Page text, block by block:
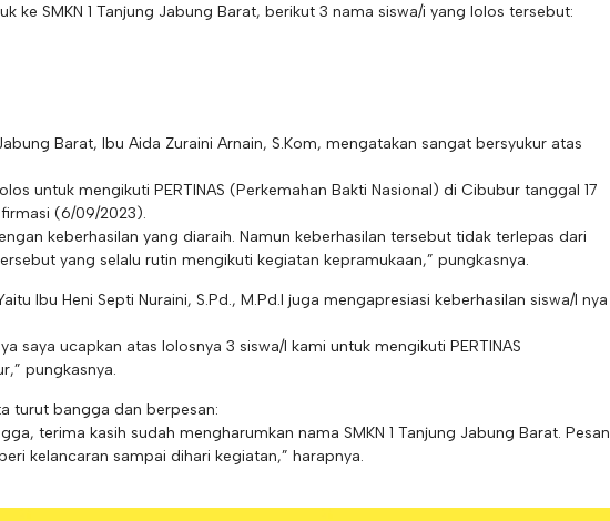
ke SMKN 1 Tanjung Jabung Barat, berikut 3 nama siswa/i yang lolos tersebut:
Barat, Ibu Aida Zuraini Arnain, S.Kom, mengatakan sangat bersyukur atas
untuk mengikuti PERTINAS (Perkemahan Bakti Nasional) di Cibubur tanggal 17
(6/09/2023).
keberhasilan yang diaraih. Namun keberhasilan tersebut tidak terlepas dari
yang selalu rutin mengikuti kegiatan kepramukaan,” pungkasnya.
Ibu Heni Septi Nuraini, S.Pd., M.Pd.I juga mengapresiasi keberhasilan siswa/I nya
saya ucapkan atas lolosnya 3 siswa/I kami untuk mengikuti PERTINAS
pungkasnya.
turut bangga dan berpesan:
terima kasih sudah mengharumkan nama SMKN 1 Tanjung Jabung Barat. Pesan
kelancaran sampai dihari kegiatan,” harapnya.